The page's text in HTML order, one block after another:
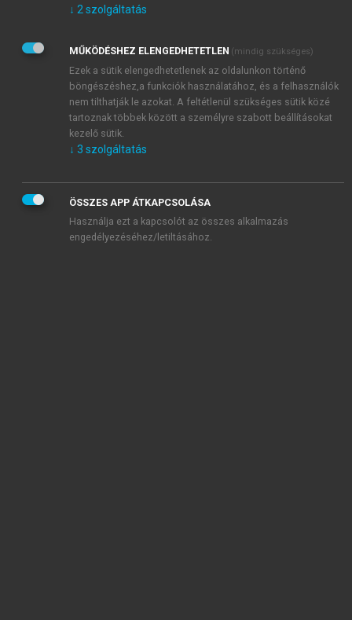
Kérek értesítést az Akadémiai Kiadó Zrt. újdonságairól,
Adatkezelési tájékoztatóbanfoglaltakat tudomásul
veszem és elfogadom.
Általános vásárlási feltételeket, valamint a szotar.netés a
mersz.huoldalak licencszerződéseiben foglaltakat
tudomásul veszem és elfogadom.
KIPRÓBÁLOM
↓ 2 szolgáltatás
MŰKÖDÉSHEZ ELENGEDHETETLEN (mindig szükséges)
Ezek a sütik elengedhetetlenek az oldalunkon történő
böngészéshez,a funkciók használatához, és a felhasználók
nem tilthatják le azokat. A feltétlenül szükséges sütik közé
tartoznak többek között a személyre szabott beállításokat
kezelő sütik.
↓ 3 szolgáltatás
ÖSSZES APP ÁTKAPCSOLÁSA
Használja ezt a kapcsolót az összes alkalmazás
engedélyezéséhez/letiltásához.